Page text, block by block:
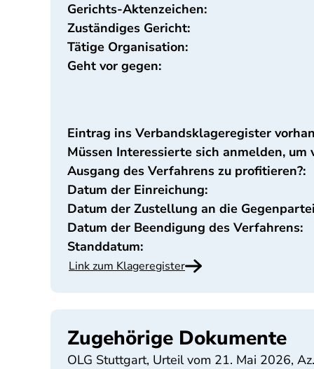
Gerichts-Aktenzeichen:
Zuständiges Gericht:
Tätige Organisation:
Geht vor gegen:
Eintrag ins Verbandsklageregister
Müssen Interessierte sich anmelden, um
Ausgang des Verfahrens zu profitieren?:
Datum der Einreichung:
Datum der Zustellung an die
Datum der Beendigung des Verfahrens:
Standdatum:
Link zum Klageregister
Zugehörige Dokumente
OLG Stuttgart, Urteil vom 21. Mai 2026,